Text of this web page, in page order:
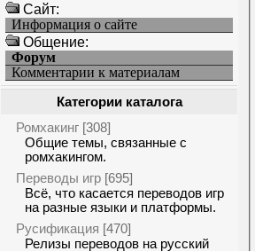
Cайт:
Информация о сайте
Общение:
Форум
Комментарии к материалам
Категории каталога
Ромхакинг [308]
Общие темы, связанные с
ромхакингом.
Переводы игр [695]
Всё, что касается переводов игр
на разные языки и платформы.
Русификация [470]
Релизы переводов на русский